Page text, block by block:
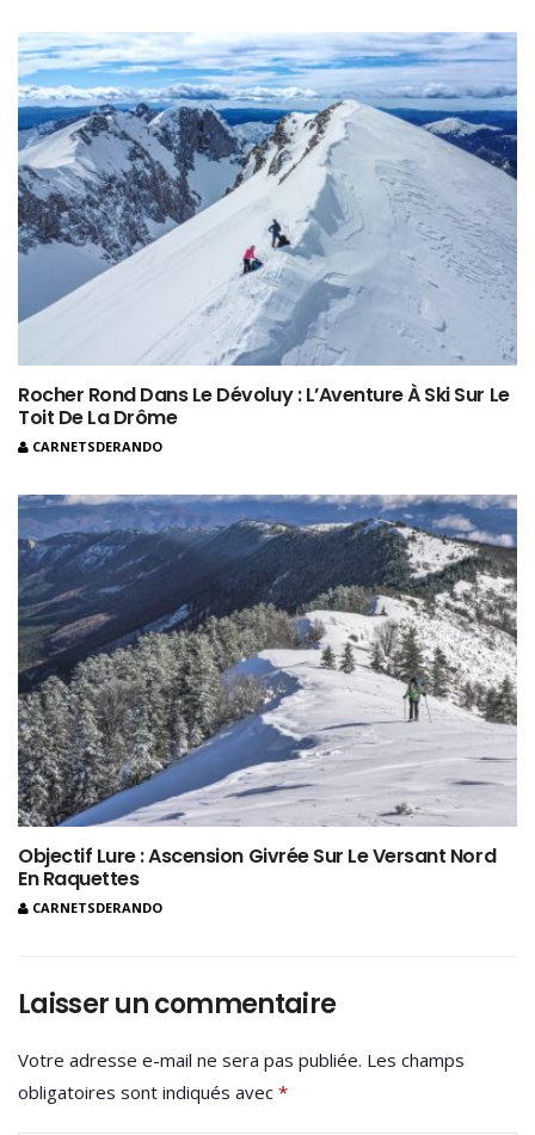
Rocher Rond Dans Le Dévoluy : L’Aventure À Ski Sur Le
Toit De La Drôme
CARNETSDERANDO
Objectif Lure : Ascension Givrée Sur Le Versant Nord
En Raquettes
CARNETSDERANDO
Laisser un commentaire
Votre adresse e-mail ne sera pas publiée. Les champs
obligatoires sont indiqués avec *